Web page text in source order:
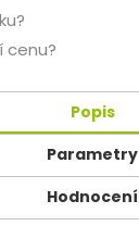
cenu?
Popis
Parametry
Hodnocení